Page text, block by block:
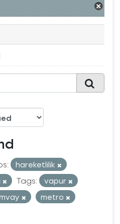
hareketlilik
Tags:
vapur
metro